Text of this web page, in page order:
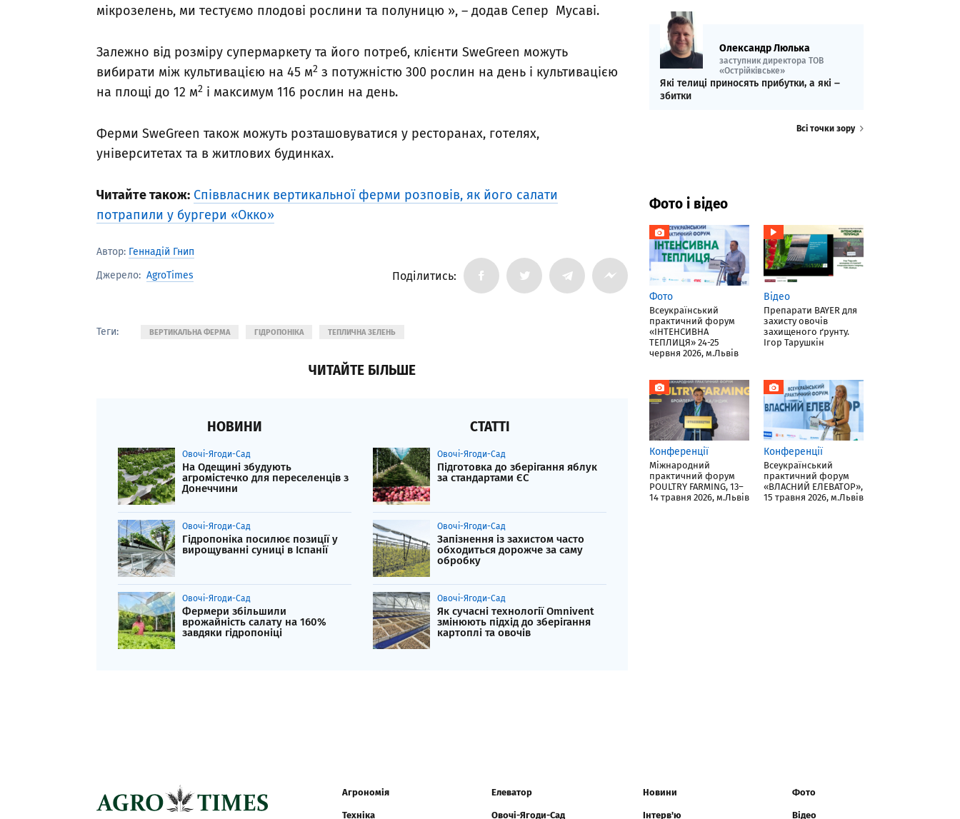
мікрозелень, ми тестуємо плодові рослини та полуницю », – додав Сепер Мусаві.
Залежно від розміру супермаркету та його потреб, клієнти SweGreen можуть
вибирати між культивацією на 45 м2 з потужністю 300 рослин на день і культивацією
на площі до 12 м2 і максимум 116 рослин на день.
Ферми SweGreen також можуть розташовуватися у ресторанах, готелях,
університетах та в житлових будинках.
Читайте також: Співвласник вертикальної ферми розповів, як його салати
потрапили у бургери «Окко»
Автор: Геннадій Гнип
Джерело: AgroTimes Поділитись:
Теги: ВЕРТИКАЛЬНА ФЕРМА ГІДРОПОНІКА ТЕПЛИЧНА ЗЕЛЕНЬ
ЧИТАЙТЕ БІЛЬШЕ
НОВИНИ
Овочі-Ягоди-Сад
На Одещині збудують
агромістечко для переселенців з
Донеччини
Овочі-Ягоди-Сад
Гідропоніка посилює позиції у
вирощуванні суниці в Іспанії
Овочі-Ягоди-Сад
Фермери збільшили
врожайність салату на 160%
завдяки гідропоніці
СТАТТІ
Овочі-Ягоди-Сад
Підготовка до зберігання яблук
за стандартами ЄС
Овочі-Ягоди-Сад
Запізнення із захистом часто
обходиться дорожче за саму
обробку
Овочі-Ягоди-Сад
Як сучасні технології Omnivent
змінюють підхід до зберігання
картоплі та овочів
Олександр Люлька
заступник директора ТОВ
«Острійківське»
Які телиці приносять прибутки, а які ‒
збитки
Всі точки зору
Фото і відео
Фото
Всеукраїнський
практичний форум
«ІНТЕНСИВНА
ТЕПЛИЦЯ» 24-25
червня 2026, м.Львів
Відео
Препарати BAYER для
захисту овочів
захищеного ґрунту.
Ігор Тарушкін
Конференції
Міжнародний
практичний форум
POULTRY FARMING, 13–
14 травня 2026, м.Львів
Конференції
Всеукраїнський
практичний форум
«ВЛАСНИЙ ЕЛЕВАТОР»,
15 травня 2026, м.Львів
Агрономія
Техніка
Елеватор
Овочі-Ягоди-Сад
Новини
Інтерв'ю
Фото
Відео